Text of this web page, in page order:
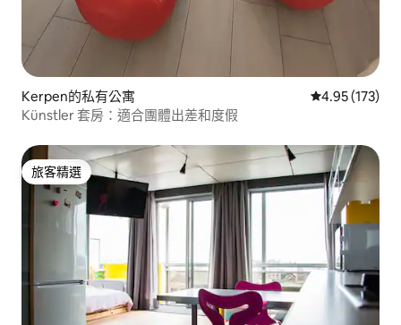
Kerpen的私有公寓 從 173 則評價
4.95 (173)
Künstler 套房：適合團體出差和度假
旅客精選
旅客精選